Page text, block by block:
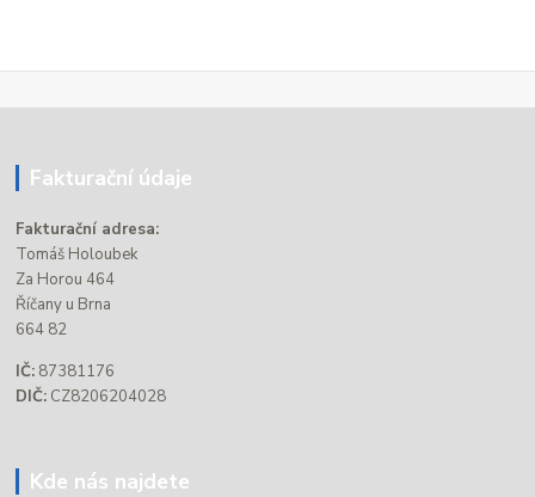
Fakturační údaje
Fakturační adresa:
Tomáš Holoubek
Za Horou 464
Říčany u Brna
664 82
IČ: 87381176
DIČ: CZ8206204028
Kde nás najdete